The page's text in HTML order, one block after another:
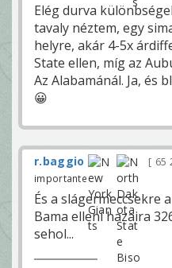
Elég durva
tavaly néztem, egy
helyre, akár 4-5x
State ellen, míg az
Az Alabamánál. Ja, és
😀
r.baggio 65
importante
És a slágermeccsekre
Bama elleni hazaira
sehol...